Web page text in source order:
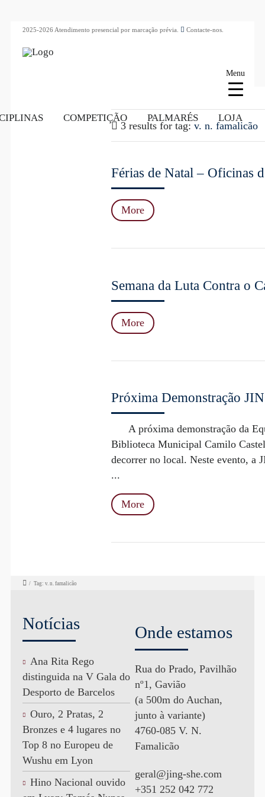
2025-2026 Atendimento presencial por marcação prévia. Contacte-nos.
COMPETIÇÃO PALMARÉS LOJA
3 results for tag: v. n. famalicão
Férias de Natal – Oficinas
More
Semana da Luta Contra o
More
Próxima Demonstração
A próxima demonstração da
Biblioteca Municipal Camilo
decorrer no local. Neste evento, a
...
More
/ Tag: v. n. famalicão
Notícias
Ana Rita Rego
distinguida na V Gala do
Desporto de Barcelos
Ouro, 2 Pratas, 2
Bronzes e 4 lugares no
Top 8 no Europeu de
Wushu em Lyon
Hino Nacional ouvido
Onde estamos
Rua do Prado, Pavilhão
nº1, Gavião
(a 500m do Auchan,
junto à variante)
4760-085 V. N.
Famalicão
geral@jing-she.com
+351 252 042 772
Menu